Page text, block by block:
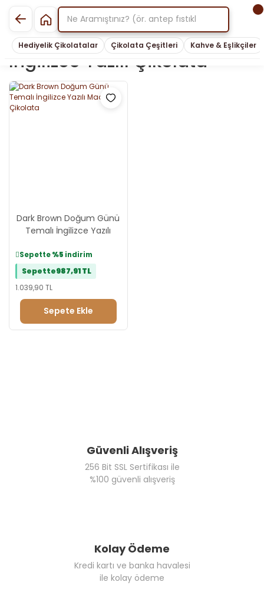
Hediyelik Çikolatalar Çikolata Çeşitleri Kahve & Eşlikçiler
Ingilizce Yazılı Çikolata
Dark Brown Doğum Günü
Temalı İngilizce Yazılı
Sepette%5 indirim
Sepette987,91 TL
1.039,90 TL
Sepete Ekle
Güvenli Alışveriş
256 Bit SSL Sertifikası ile
%100 güvenli alışveriş
Kolay Ödeme
Kredi kartı ve banka havalesi
ile kolay ödeme